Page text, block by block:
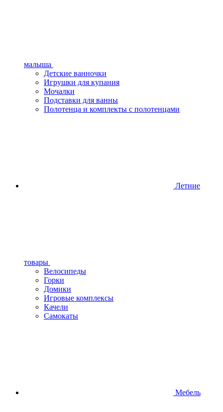
малыша
Детские ванночки
Игрушки для купания
Мочалки
Подставки для ванны
Полотенца и комплекты с полотенцами
Летние
товары
Велосипеды
Горки
Домики
Игровые комплексы
Качели
Самокаты
Мебель